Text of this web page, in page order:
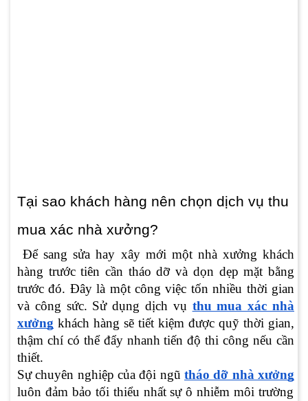
Tại sao khách hàng nên chọn dịch vụ thu
mua xác nhà xưởng?
Để sang sửa hay xây mới một nhà xưởng khách
hàng trước tiên cần tháo dỡ và dọn dẹp mặt bằng
trước đó. Đây là một công việc tốn nhiều thời gian
và công sức. Sử dụng dịch vụ thu mua xác nhà
xưởng khách hàng sẽ tiết kiệm được quỹ thời gian,
thậm chí có thể đẩy nhanh tiến độ thi công nếu cần
thiết.
Sự chuyên nghiệp của đội ngũ tháo dỡ nhà xưởng
luôn đảm bảo tối thiểu nhất sự ô nhiễm môi trường